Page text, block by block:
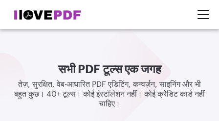
सभी PDF टूल्स एक जगह
तेज़, सुरक्षित, वेब-आधारित PDF एडिटिंग, कन्वर्ज़न, साइनिंग और भी
बहुत कुछ। 40+ टूल्स। कोई इंस्टॉलेशन नहीं। कोई क्रेडिट कार्ड नहीं
चाहिए।